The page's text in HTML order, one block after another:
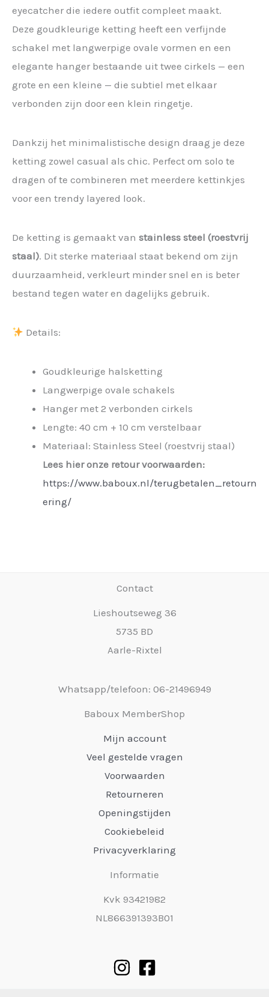
eyecatcher die iedere outfit compleet maakt.
Deze goudkleurige ketting heeft een verfijnde
schakel met langwerpige ovale vormen en een
elegante hanger bestaande uit twee cirkels — een
grote en een kleine — die subtiel met elkaar
verbonden zijn door een klein ringetje.
Dankzij het minimalistische design draag je deze
ketting zowel casual als chic. Perfect om solo te
dragen of te combineren met meerdere kettinkjes
voor een trendy layered look.
De ketting is gemaakt van stainless steel (roestvrij
staal). Dit sterke materiaal staat bekend om zijn
duurzaamheid, verkleurt minder snel en is beter
bestand tegen water en dagelijks gebruik.
Details:
Goudkleurige halsketting
Langwerpige ovale schakels
Hanger met 2 verbonden cirkels
Lengte: 40 cm + 10 cm verstelbaar
Materiaal: Stainless Steel (roestvrij staal)
Lees hier onze retour voorwaarden:
https://www.baboux.nl/terugbetalen_retourn
ering/
Contact
Lieshoutseweg 36
5735 BD
Aarle-Rixtel
Whatsapp/telefoon: 06-21496949
Baboux MemberShop
Mijn account
Veel gestelde vragen
Voorwaarden
Retourneren
Openingstijden
Cookiebeleid
Privacyverklaring
Informatie
Kvk 93421982
NL866391393B01